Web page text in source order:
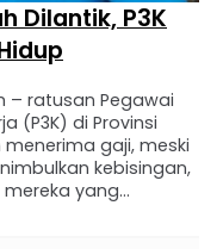
Dilantik, P3K
– ratusan Pegawai
(P3K) di Provinsi
gaji, meski
kebisingan,
yang
tersebut
perempuan Kepri,